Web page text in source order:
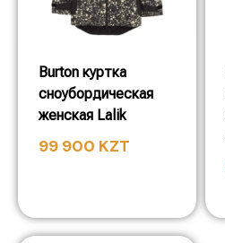
Burton куртка
сноубордическая
женская Lalik
99 900 KZT